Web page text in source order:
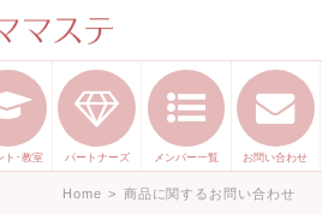
才能発信します。
テージ ママステ ハ
づくり）やスキル・
たいママが集まって
ます。
ト･教室 パートナーズ メンバー一覧 お問い合わせ
Home > 商品に関するお問い合わせ